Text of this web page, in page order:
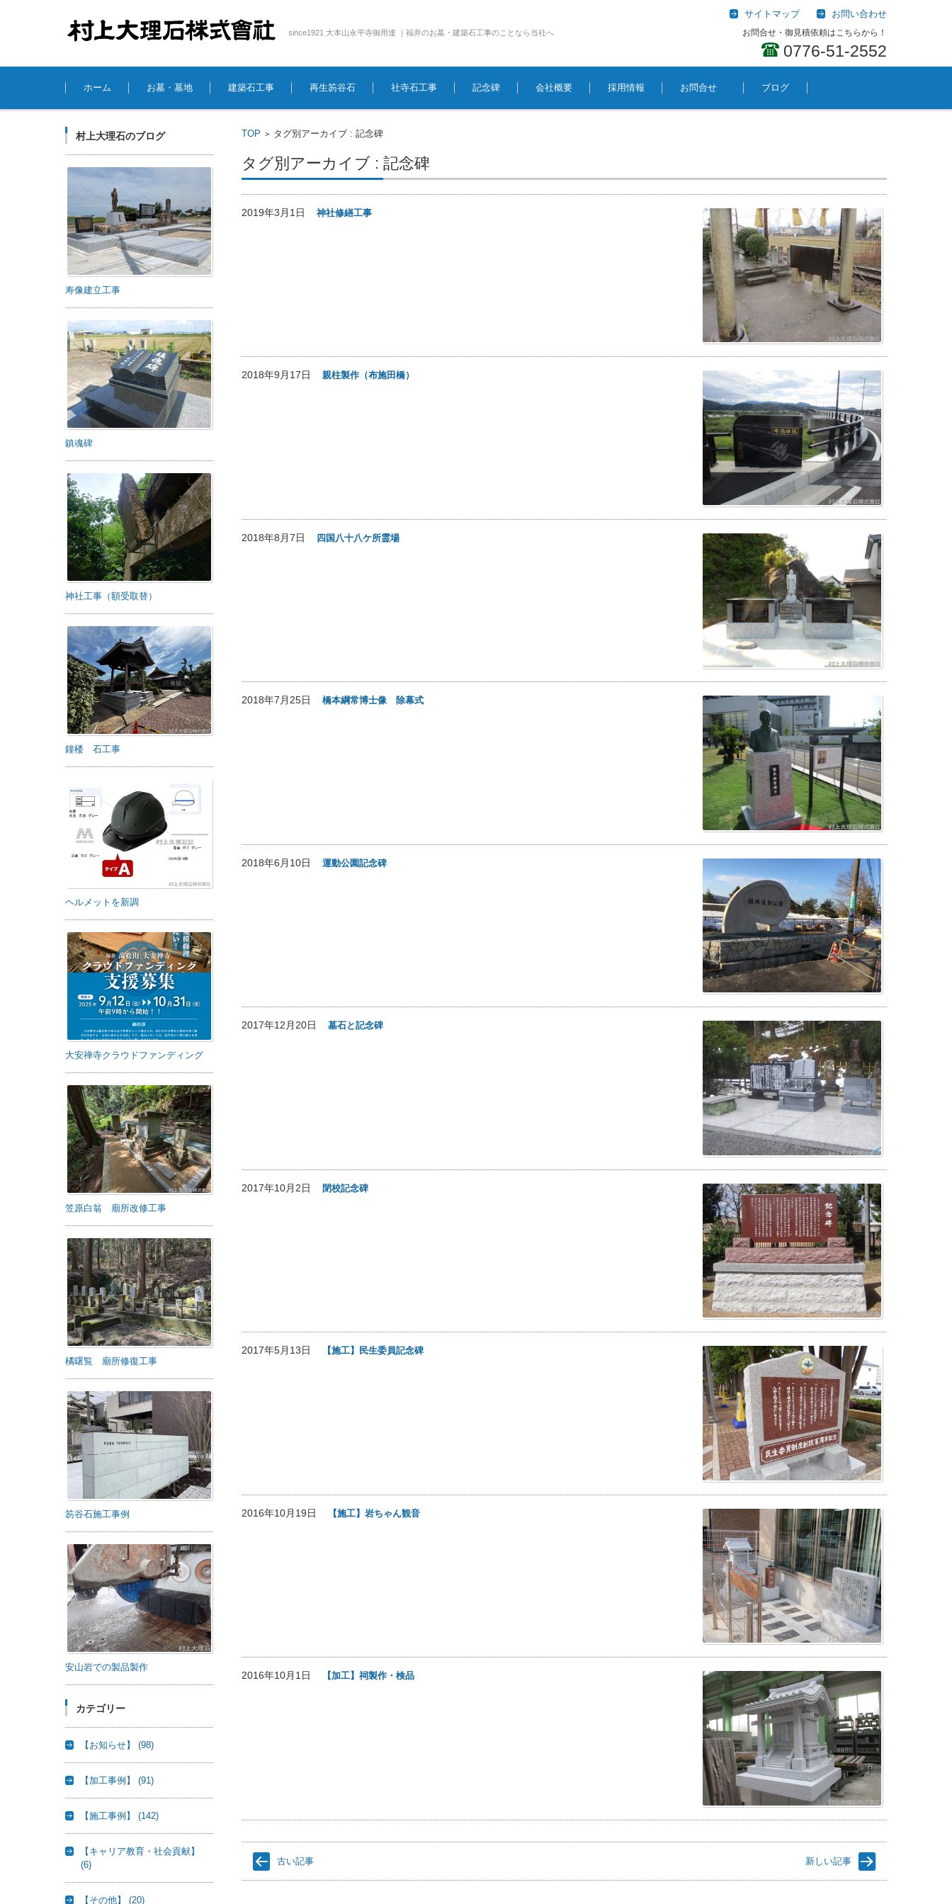
since1921 大本山永平寺御用達 ｜福井のお墓・建築石工事のことなら当社へ
サイトマップ お問い合わせ
お問合せ・御見積依頼はこちらから！
0776-51-2552
コンテンツに移動
ホーム
お墓・墓地 建築石工事 再生笏谷石 社寺石工事 記念碑 会社概要 採用情報 お問合せ ブログ
TOP > タグ別アーカイブ : 記念碑
タグ別アーカイブ : 記念碑
2019年3月1日 神社修繕工事
2018年9月17日 親柱製作（布施田橋）
2018年8月7日 四国八十八ケ所霊場
2018年7月25日 橋本綱常博士像 除幕式
2018年6月10日 運動公園記念碑
2017年12月20日 墓石と記念碑
2017年10月2日 閉校記念碑
2017年5月13日 【施工】民生委員記念碑
2016年10月19日 【施工】岩ちゃん観音
2016年10月1日 【加工】祠製作・検品
古い記事 新しい記事
村上大理石のブログ
寿像建立工事
鎮魂碑
神社工事（額受取替）
鐘楼 石工事
ヘルメットを新調
大安禅寺クラウドファンディング
笠原白翁 廟所改修工事
橘曙覧 廟所修復工事
笏谷石施工事例
安山岩での製品製作
カテゴリー
【お知らせ】 (98)
【加工事例】 (91)
【施工事例】 (142)
【キャリア教育・社会貢献】
(6)
【その他】 (20)